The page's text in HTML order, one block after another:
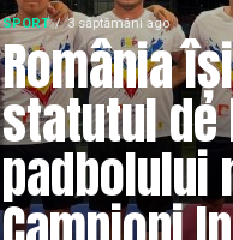
SPORT 3 săptămâni ago
România
statutul
padbolului